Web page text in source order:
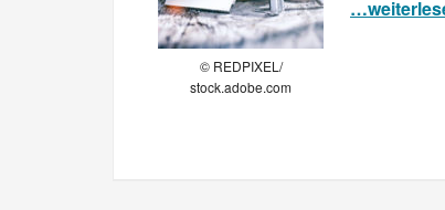
© REDPIXEL/
stock.adobe.com